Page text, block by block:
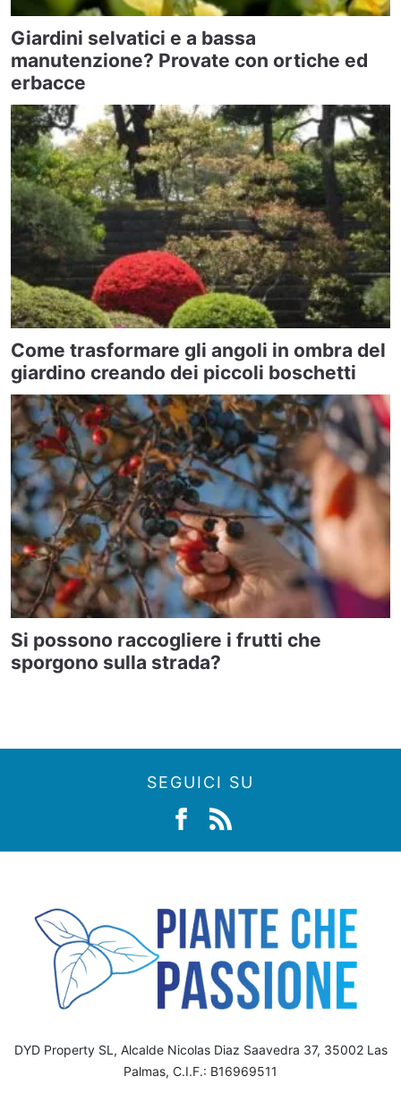
Giardini selvatici e a bassa
manutenzione? Provate con ortiche ed
erbacce
Come trasformare gli angoli in ombra del
giardino creando dei piccoli boschetti
Si possono raccogliere i frutti che
sporgono sulla strada?
SEGUICI SU
DYD Property SL, Alcalde Nicolas Diaz Saavedra 37, 35002 Las
Palmas, C.I.F.: B16969511